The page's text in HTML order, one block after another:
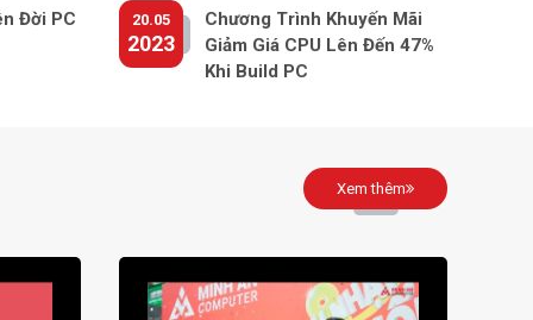
Đời PC 20.05
2023
Chương Trình Khuyến Mãi
Giảm Giá CPU Lên Đến 47%
Khi Build PC
Xem thêm